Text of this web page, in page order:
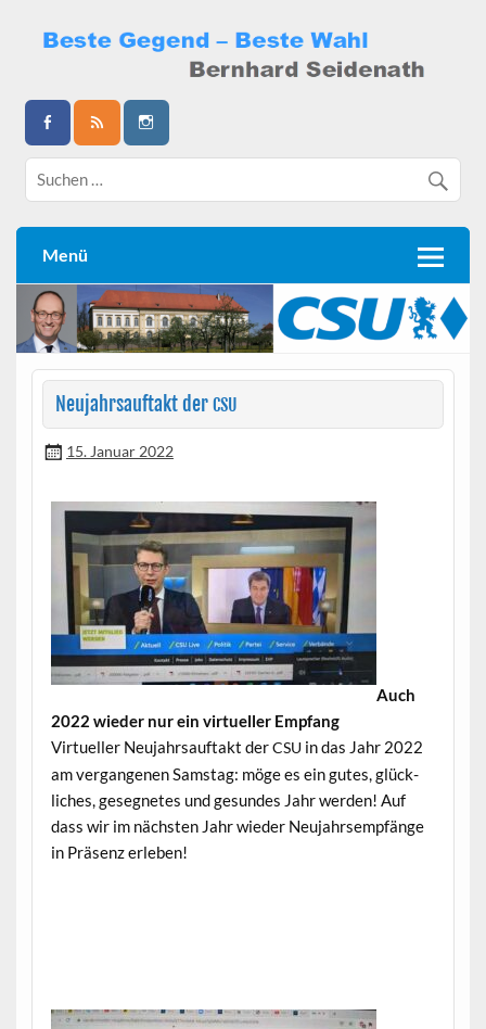
content
Bernhard Seidenath
Menü
Neujahrsauftakt derCSU
15. Januar 2022
Auch
2022 wieder nur ein virtueller Empfang
Virtueller Neu­jahrsauf­takt derCSUin das Jahr 2022
am ver­gan­genen Sam­stag: möge es ein gutes, glück­
lich­es, geseg­netes und gesun­des Jahr wer­den! Auf
dass wir im näch­sten Jahr wieder Neu­jahrsempfänge
in Präsenz erleben!